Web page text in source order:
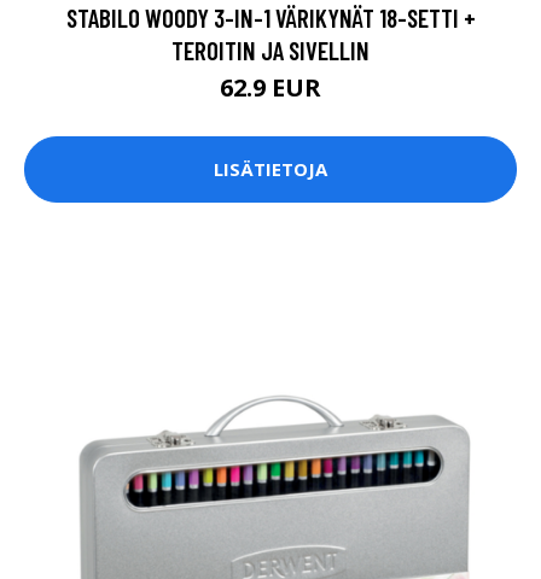
STABILO WOODY 3-IN-1 VÄRIKYNÄT 18-SETTI +
TEROITIN JA SIVELLIN
62.9 EUR
LISÄTIETOJA